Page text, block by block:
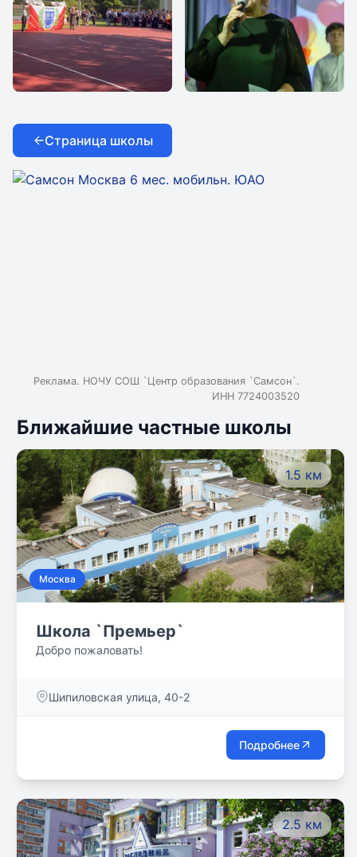
Страница школы
Реклама. НОЧУ СОШ `Центр образования `Самсон`.
ИНН 7724003520
Ближайшие частные школы
1.5 км
Москва
Школа `Премьер`
Добро пожаловать!
Шипиловская улица, 40-2
Подробнее
2.5 км